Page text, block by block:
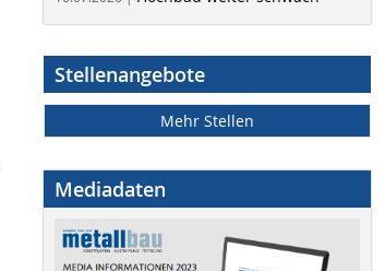
Stellenangebote
Mehr Stellen
Mediadaten